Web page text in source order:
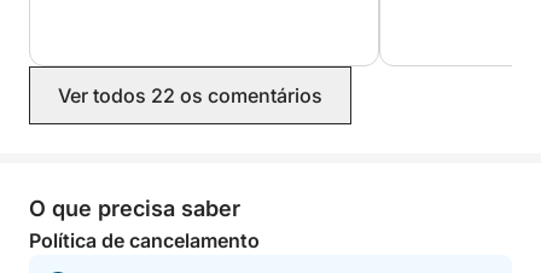
Ver todos 22 os comentários
O que precisa saber
Política de cancelamento